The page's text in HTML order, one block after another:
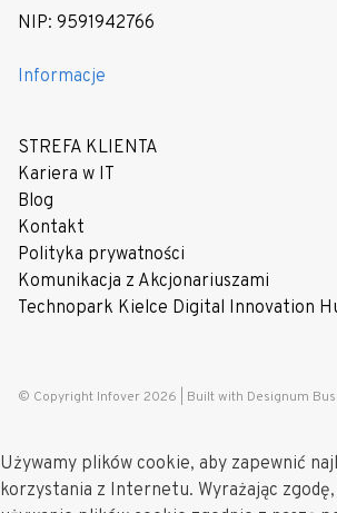
NIP: 9591942766
Informacje
STREFA KLIENTA
Kariera w IT
Blog
Kontakt
Polityka prywatności
Komunikacja z Akcjonariuszami
Technopark Kielce Digital Innovation
© Copyright Infover 2026 | Built with Designum
Używamy plików cookie, aby zapewnić
korzystania z Internetu. Wyrażając zgodę,